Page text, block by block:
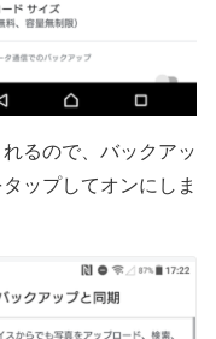
るので、バックアッ
ップしてオンにしま